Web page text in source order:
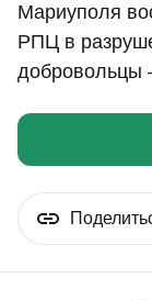
Мариуполя
РПЦ в
добровольцы